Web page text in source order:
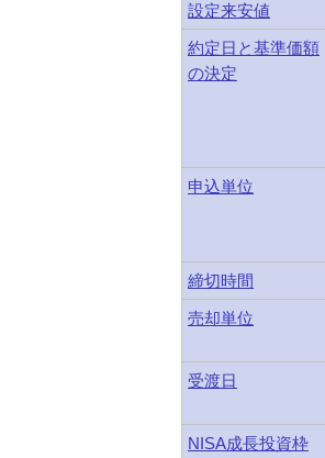
設定来安値
約定日と基準価額
の決定
申込単位
締切時間
売却単位
受渡日
NISA成長投資枠